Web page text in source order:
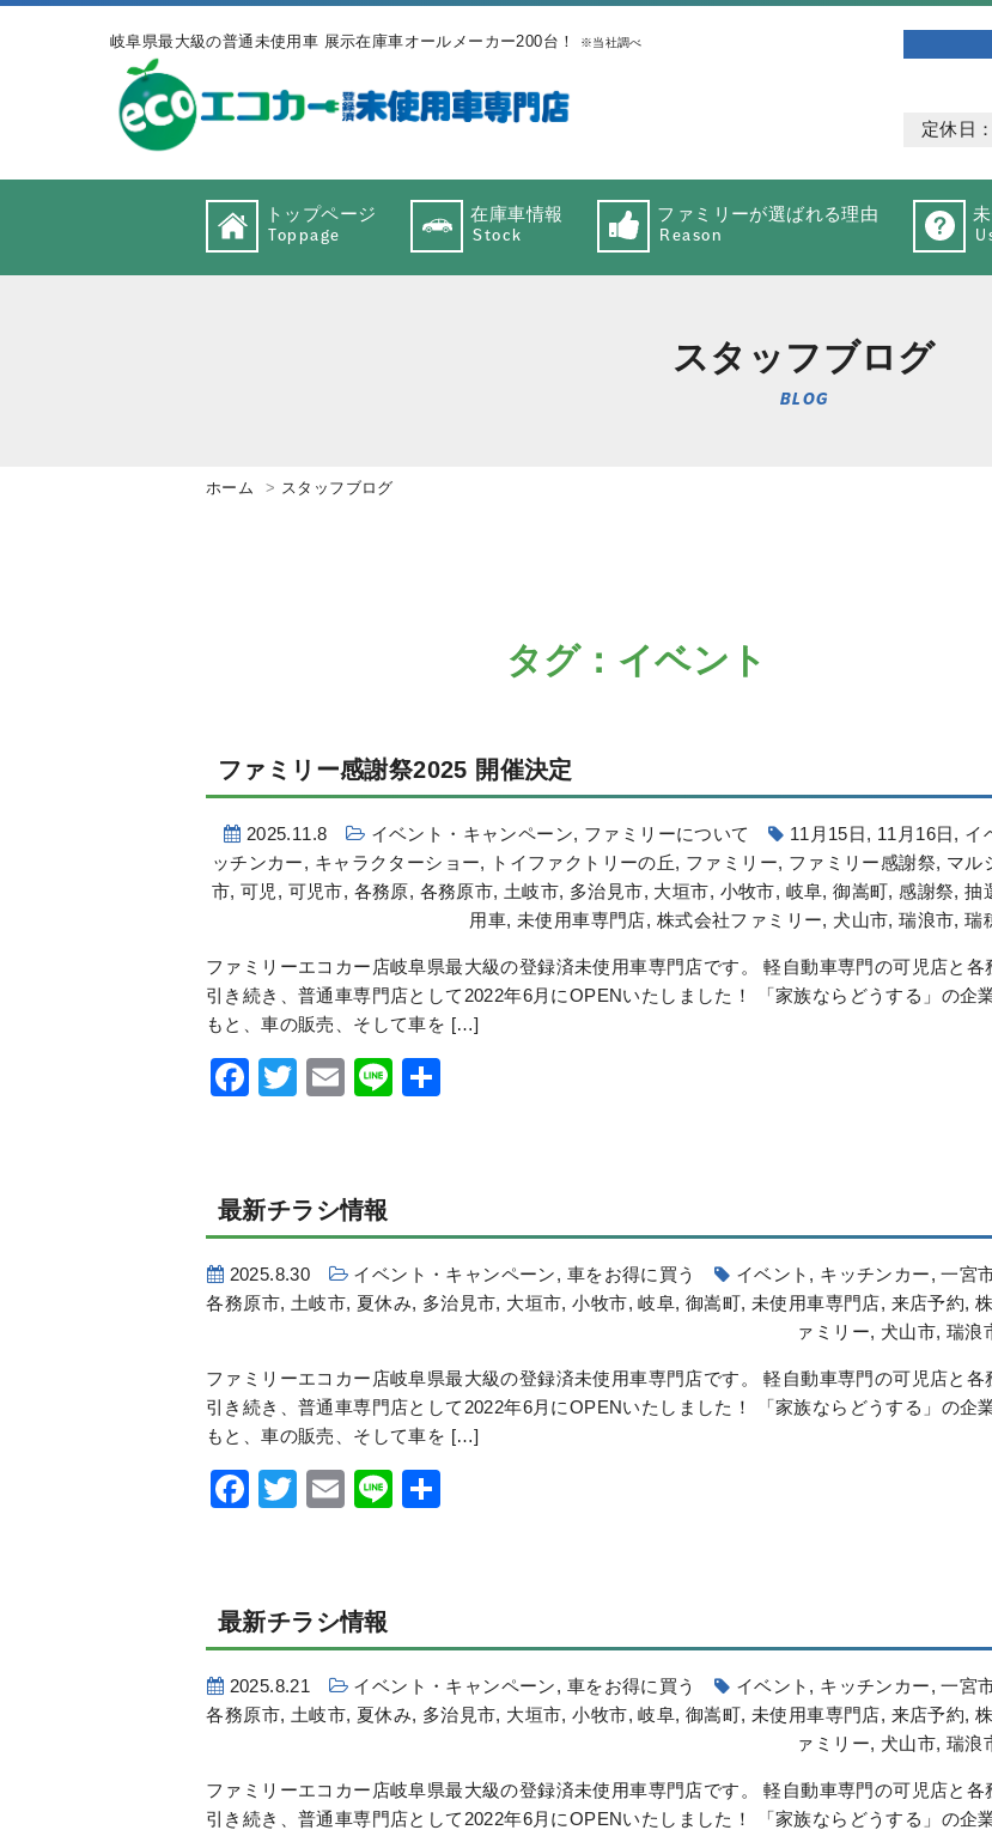
岐阜県最大級の普通未使用車 展示在庫車オールメーカー200台！ ※当社調べ
定休日
トップページ
Toppage
在庫車情報
Stock
ファミリーが選ばれる理由
Reason
スタッフブログ
BLOG
ホーム スタッフブログ
タグ：イベント
ファミリー感謝祭2025 開催決定
2025.11.8 イベント・キャンペーン, ファミリーについて 11月15日, 11月16日, イ
ッチンカー, キャラクターショー, トイファクトリーの丘, ファミリー, ファミリー感謝祭, マル
市, 可児 , 可児市, 各務原, 各務原市, 土岐市, 多治見市, 大垣市, 小牧市, 岐阜,御嵩町,感謝祭,抽
用車,未使用車専門店, 株式会社ファミリー, 犬山市,瑞浪市,瑞
ファミリーエコカー店岐阜県最大級の登録済未使用車専門店です。 軽自動車専門の可児店と各
引き続き、普通車専門店として2022年6月にOPENいたしました！ 「家族ならどうする」の企
もと、車の販売、そして車を […]
Facebook
Twitter
Email
Line
最新チラシ情報
2025.8.30 イベント・キャンペーン, 車をお得に買う イベント , キッチンカー,一宮
各務原市, 土岐市, 夏休み, 多治見市, 大垣市,小牧市,岐阜, 御嵩町, 未使用車専門店, 来店予約,
ァミリー, 犬山市, 瑞浪
ファミリーエコカー店岐阜県最大級の登録済未使用車専門店です。 軽自動車専門の可児店と各
引き続き、普通車専門店として2022年6月にOPENいたしました！ 「家族ならどうする」の企
もと、車の販売、そして車を […]
Facebook
Twitter
Email
Line
最新チラシ情報
2025.8.21 イベント・キャンペーン, 車をお得に買う イベント , キッチンカー,一宮
各務原市, 土岐市, 夏休み, 多治見市, 大垣市,小牧市,岐阜, 御嵩町, 未使用車専門店, 来店予約,
ァミリー, 犬山市, 瑞浪
ファミリーエコカー店岐阜県最大級の登録済未使用車専門店です。 軽自動車専門の可児店と各
引き続き、普通車専門店として2022年6月にOPENいたしました！ 「家族ならどうする」の企